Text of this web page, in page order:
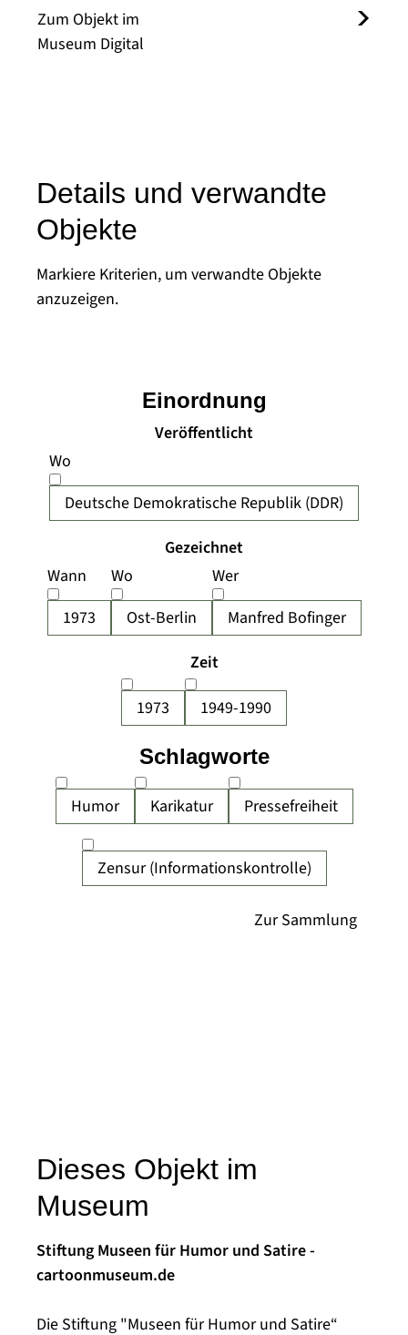
Zum Objekt im
Museum Digital
Details und verwandte
Objekte
Markiere Kriterien, um verwandte Objekte
anzuzeigen.
Veröffentlicht
Wo
Deutsche Demokratische Republik (DDR)
Gezeichnet
Wann
1973
Wo
Ost-Berlin
Wer
Manfred Bofinger
Zeit
1973
1949-1990
Humor Karikatur Pressefreiheit
Zensur (Informationskontrolle)
Einordnung
Schlagworte
Dieses Objekt im
Museum
Stiftung Museen für Humor und Satire -
cartoonmuseum.de
Die Stiftung "Museen für Humor und Satire“